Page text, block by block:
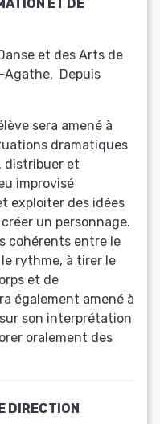
ET DE
et des Arts de
Agathe, Depuis
sera amené à
dramatiques
distribuer et
improvisé
exploiter des idées
un personnage.
cohérents entre le
rythme, à tirer le
et de
également amené à
son interprétation
oralement des
DIRECTION